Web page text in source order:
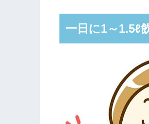
一日に1～1.5ℓ